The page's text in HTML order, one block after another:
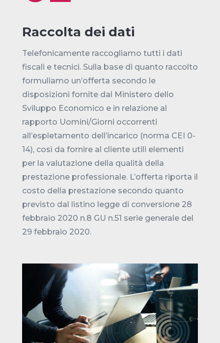
Raccolta dei dati
Telefonicamente raccogliamo tutti i dati
fiscali e tecnici. Sulla base di quanto raccolto
formuliamo un’offerta secondo le
disposizioni fornite dal Ministero dello
Sviluppo Economico e in relazione al
rapporto Uomini/Giorni occorrenti
all’espletamento dell’incarico (norma CEI 0-
14), così da fornire al cliente utili elementi
per la valutazione della qualità della
prestazione professionale. L’offerta riporta il
costo della prestazione secondo quanto
previsto dal listino legge di conversione 28
febbraio 2020 n.8 GU n.51 serie generale del
29 febbraio 2020.